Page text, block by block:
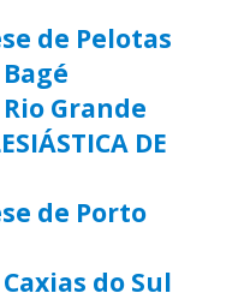
de Pelotas
Grande
DE
de Porto
do Sul